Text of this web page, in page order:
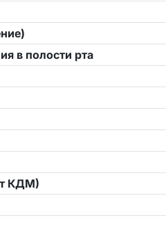
в полости рта
КДМ)